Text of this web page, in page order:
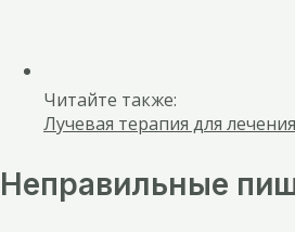
Читайте также:
Лучевая терапия для
Неправильные